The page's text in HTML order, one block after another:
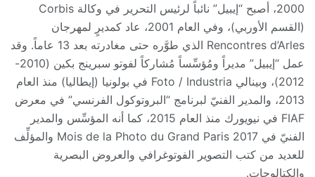
2000، أصبح “إيبيل” نائباً لرئيس التحرير في وكالة Corbis
(القسم الأوربي)، وفي العام 2001، عاد كمديرٍ لمهرجان
Rencontres d’Arles الذي طوَّره حتى مغادرته بعد 13 عاماً. وقد
عمل “إيبيل” مديراً ومُؤسِّساً مُشاركاً لفوتو سبرينج بكين (2010-
2012)، وبينالي Foto / Industria في بولونيا (إيطاليا) منذ العام
2013، والمدير الفنيّ لبرنامج “البروتوكول الفرنسي” في معرض
FIAF في نيويورك منذ العام 2015، كما أنه المؤسِّس والمدير
الفنيّ في Mois de la Photo du Grand Paris 2017 والمؤلِّف
للعديد من كتب التصوير الفوتوغرافي والعروض البصرية
والكتالوجات.